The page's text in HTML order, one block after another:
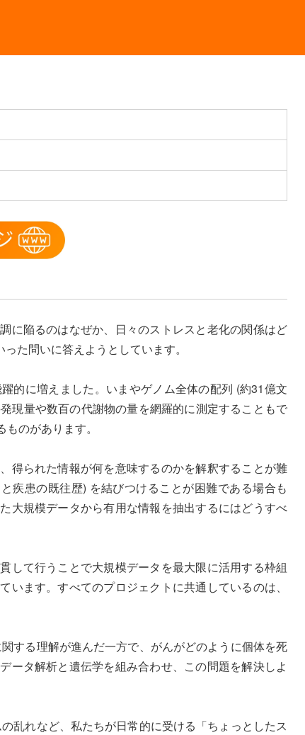
に陥るのはなぜか、日々のストレスと老化の関係はど
た問いに答えようとしています。
的に増えました。いまやゲノム全体の配列 (約31億文
現量や数百の代謝物の量を網羅的に測定することもで
のがあります。
得られた情報が何を意味するのかを解釈することが難
疾患の既往歴) を結びつけることが困難である場合も
大規模データから有用な情報を抽出するにはどうすべ
して行うことで大規模データを最大限に活用する枠組
ます。すべてのプロジェクトに共通しているのは、
する理解が進んだ一方で、がんがどのように個体を死
ータ解析と遺伝学を組み合わせ、この問題を解決しよ
乱れなど、私たちが日常的に受ける「ちょっとしたス